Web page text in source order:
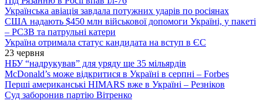
Українська авіація завдала потужних ударів по росіянах
США надають $450 млн військової допомоги Україні, у пакеті
– РСЗВ та патрульні катери
Україна отримала статус кандидата на вступ в ЄС
23 червня
НБУ “надрукував” для уряду ще 35 мільярдів
McDonald’s може відкритися в Україні в серпні – Forbes
Перші американські HIMARS вже в Україні – Резніков
Суд заборонив партію Вітренко